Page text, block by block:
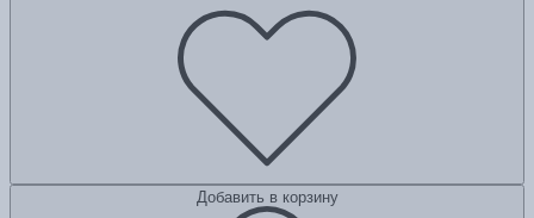
Добавить в корзину